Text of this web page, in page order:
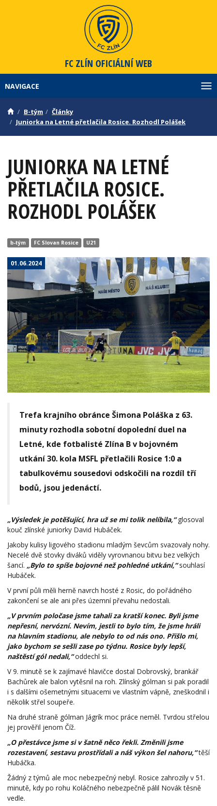
FC ZLÍN OFICIÁLNÍ WEB
NAVIGACE
B-tým
Články
Juniorka na Letné přetlačila Rosice. Rozhodl Polášek
JUNIORKA NA LETNÉ
PŘETLAČILA ROSICE.
ROZHODL POLÁŠEK
b-tým FC Slovan Rosice U21
01.06.2024
Trefa krajního obránce Šimona Poláška z 63.
minuty rozhodla sobotní dopolední duel na
Letné, kde fotbalisté Zlína B v bojovném
utkání 30. kola MSFL přetlačili Rosice 1:0 a
tabulkovému sousedovi odskočili na rozdíl tří
bodů, jsou jedenáctí.
„Výsledek je potěšující, hra už se mi tolik nelíbila,“glosoval
kouč zlínské juniorky David Hubáček.
Jakoby kulisy ligového stadionu mladým ševcům svazovaly nohy.
Necelé dvě stovky diváků viděly vyrovnanou bitvu bez velkých
šancí. „Bylo to spíše bojovné než pohledné utkání,“souhlasí
Hubáček.
V první půli měli herně navrch hosté z Rosic, do pořádného
zakončení se ale ani přes územní převahu nedostali.
„V prvním poločase jsme tahali za kratší konec. Byli jsme
nepřesní, nervózní. Nevím, jestli to bylo tím, že jsme hráli
na hlavním stadionu, ale nebylo to od nás ono. Přišlo mi,
jako bychom se sešli zase po týdnu. Rosice byly lepší,
naštěstí gól nedali,“oddechl si.
V 9. minutě se k zajímavé hlavičce dostal Dobrovský, brankář
Bachůrek ale balon vytěsnil na roh. Zlínský gólman si pak poradil
i s dalšími ošemetnými situacemi ve vlastním vápně, zneškodnil i
několik střel soupeře.
Na druhé straně gólman Jágrík moc práce neměl. Tvrdou střelou
jej prověřil jenom Číž.
„O přestávce jsme si v šatně něco řekli. Změnili jsme
rozestavení, sestavu prostřídali a náš výkon šel nahoru,“těší
Hubáčka.
Žádný z týmů ale moc nebezpečný nebyl. Rosice zahrozily v 51.
minutě, kdy po rohu Koláčného nebezpečně pálil Novák těsně
vedle.